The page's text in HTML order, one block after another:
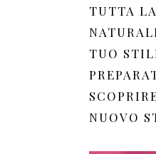
TUTTA LA
TUO
NUOVO